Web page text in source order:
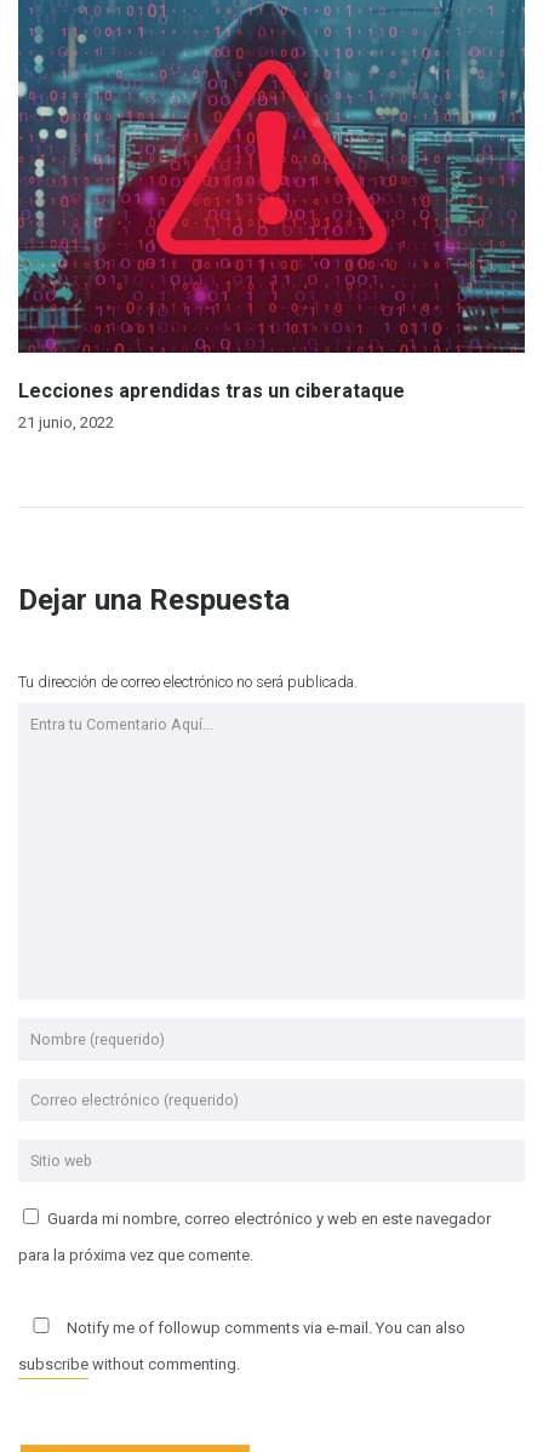
Lecciones aprendidas tras un ciberataque
21 junio, 2022
Dejar una Respuesta
Tu dirección de correo electrónico no será publicada.
Guarda mi nombre, correo electrónico y web en este navegador
para la próxima vez que comente.
Notify me of followup comments via e-mail. You can also
subscribe without commenting.